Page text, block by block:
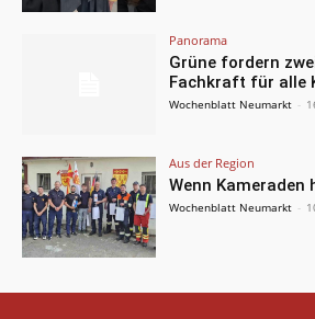
Panorama
Grüne fordern
Fachkraft für alle
Wochenblatt Neumarkt -
Aus der Region
Wenn Kameraden
Wochenblatt Neumarkt -